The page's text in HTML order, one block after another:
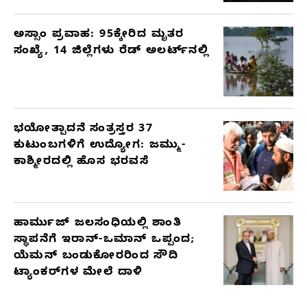
ಅಸ್ಸಾಂ ಪ್ರವಾಹ: 95ಕ್ಕೇರಿದ ಮೃತರ
ಸಂಖ್ಯೆ, 14 ಜಿಲ್ಲೆಗಳು ರೆಡ್ ಅಲರ್ಟ್‌ನಲ್ಲಿ
ಭಯೋತ್ಪಾದನೆ ಸಂತ್ರಸ್ತರ 37
ಕುಟುಂಬಗಳಿಗೆ ಉದ್ಯೋಗ: ಜಮ್ಮು-
ಕಾಶ್ಮೀರದಲ್ಲಿ ಹೊಸ ಭರವಸೆ
ಹಾರ್ಮುಜ್ ಜಲಸಂಧಿಯಲ್ಲಿ ಶಾಂತಿ
ಸ್ಥಾಪನೆಗೆ ಇರಾನ್-ಒಮಾನ್ ಒಪ್ಪಂದ;
ಯೆಮನ್ ಬಂಡುಕೋರರಿಂದ ಸೌದಿ
ಟ್ಯಾಂಕರ್‌ಗಳ ಮೇಲೆ ದಾಳಿ